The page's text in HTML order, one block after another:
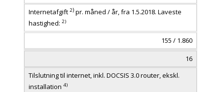
Internetafgift2) pr. måned / år, fra 1.5.2018. Laveste
hastighed:2)
155 / 1.860
16
Tilslutning til internet, inkl. DOCSIS 3.0 router, ekskl.
installation4)